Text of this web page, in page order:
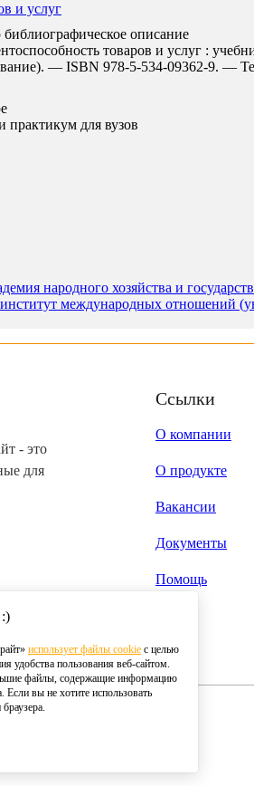
и услуг
описание
товаров и услуг :
— ISBN 978-5-534-09362-9. —
практикум для вузов
народного хозяйства и
международных отношений
использует файлы cookie с целью
удобства пользования веб-сайтом.
файлы, содержащие информацию
вы не хотите использовать
- это
для
Ссылки
О компании
О продукте
Вакансии
Документы
Помощь